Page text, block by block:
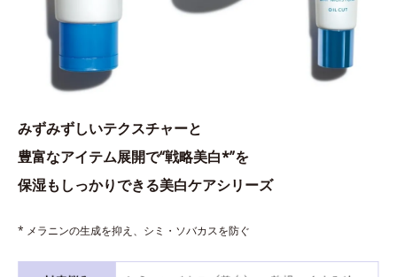
みずみずしいテクスチャーと
豊富なアイテム展開で“戦略美白*”を
保湿もしっかりできる美白ケアシリーズ
* メラニンの生成を抑え、シミ・ソバカスを防ぐ